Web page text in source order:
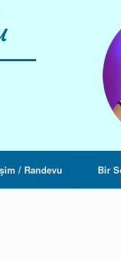
/ Randevu Bir